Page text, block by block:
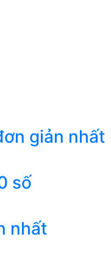
giản nhất
số
nhất